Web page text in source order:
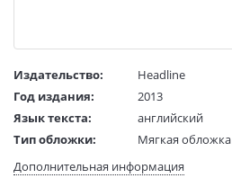
Издательство:
Headline
Год издания:
2013
Язык текста:
английский
Тип обложки:
Мягкая обложка
Формат:
128x198 mm
Дополнительная информация